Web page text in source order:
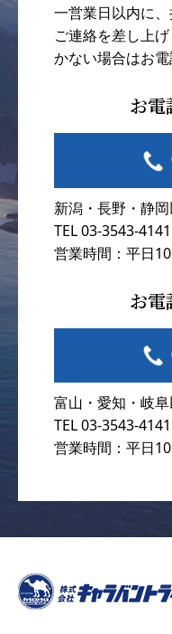
一営業日以内に
ご連絡を差し上
かない場合はお電
お電
新潟・長野・静
TEL 03-3543-4141
営業時間：平日
お電
富山・愛知・岐
TEL 03-3543-4141
営業時間：平日